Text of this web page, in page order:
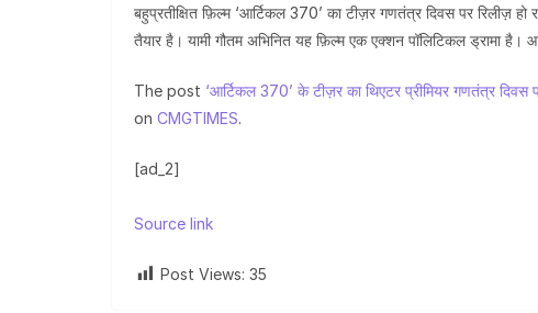
बहुप्रतीक्षित फ़िल्म ‘आर्टिकल 370’ का टीज़र गणतंत्र दिवस पर रिलीज़
तैयार है। यामी गौतम अभिनित यह फ़िल्म एक एक्शन पॉलिटिकल ड्रामा
The post ‘आर्टिकल 370’ के टीज़र का थिएटर प्रीमियर गणतंत्र दिवस
on CMGTIMES.
[ad_2]
Source link
Post Views: 35